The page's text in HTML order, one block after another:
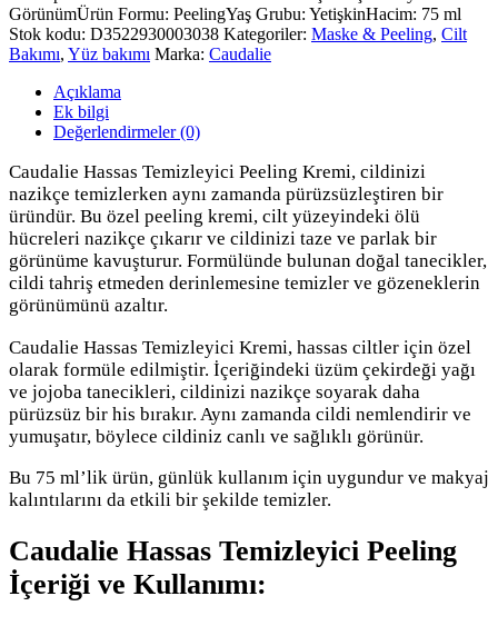
GörünümÜrün Formu: PeelingYaş Grubu: YetişkinHacim: 75 ml
Stok kodu: D3522930003038 Kategoriler: Maske & Peeling, Cilt
Bakımı, Yüz bakımı Marka: Caudalie
Açıklama
Ek bilgi
Değerlendirmeler (0)
Caudalie Hassas Temizleyici Peeling Kremi, cildinizi
nazikçe temizlerken aynı zamanda pürüzsüzleştiren bir
üründür. Bu özel peeling kremi, cilt yüzeyindeki ölü
hücreleri nazikçe çıkarır ve cildinizi taze ve parlak bir
görünüme kavuşturur. Formülünde bulunan doğal tanecikler,
cildi tahriş etmeden derinlemesine temizler ve gözeneklerin
görünümünü azaltır.
Caudalie Hassas Temizleyici Kremi, hassas ciltler için özel
olarak formüle edilmiştir. İçeriğindeki üzüm çekirdeği yağı
ve jojoba tanecikleri, cildinizi nazikçe soyarak daha
pürüzsüz bir his bırakır. Aynı zamanda cildi nemlendirir ve
yumuşatır, böylece cildiniz canlı ve sağlıklı görünür.
Bu 75 ml’lik ürün, günlük kullanım için uygundur ve makyaj
kalıntılarını da etkili bir şekilde temizler.
Caudalie Hassas Temizleyici Peeling
İçeriği ve Kullanımı: